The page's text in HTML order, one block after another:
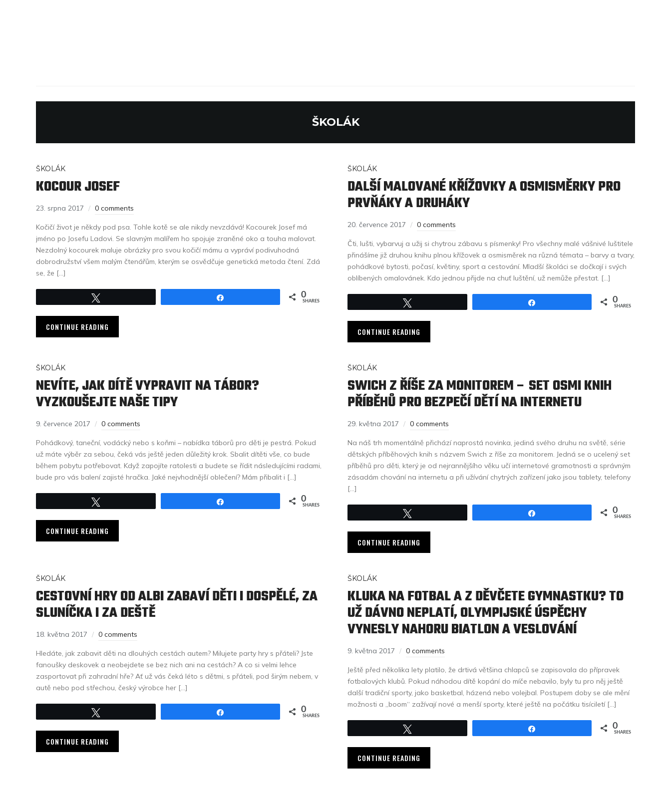
ŠKOLÁK
ŠKOLÁK
KOCOUR JOSEF
23. srpna 2017 0 comments
Kočičí život je někdy pod psa. Tohle kotě se ale nikdy nevzdává! Kocourek Josef má
jméno po Josefu Ladovi. Se slavným malířem ho spojuje zraněné oko a touha malovat.
Nezdolný kocourek maluje obrázky pro svou kočičí mámu a vypráví podivuhodná
dobrodružství všem malým čtenářům, kterým se osvědčuje genetická metoda čtení. Zdá
se, že […]
0
SHARES
CONTINUE READING
ŠKOLÁK
DALŠÍ MALOVANÉ KŘÍŽOVKY A OSMISMĚRKY PRO
PRVŇÁKY A DRUHÁKY
20. července 2017 0 comments
Čti, lušti, vybarvuj a užij si chytrou zábavu s písmenky! Pro všechny malé vášnivé luštitele
přinášíme již druhou knihu plnou křížovek a osmisměrek na různá témata – barvy a tvary,
pohádkové bytosti, počasí, květiny, sport a cestování. Mladší školáci se dočkají i svých
oblíbených omalovánek. Kdo jednou přijde na chuť luštění, už nemůže přestat. […]
0
SHARES
CONTINUE READING
ŠKOLÁK
NEVÍTE, JAK DÍTĚ VYPRAVIT NA TÁBOR?
VYZKOUŠEJTE NAŠE TIPY
9. července 2017 0 comments
Pohádkový, taneční, vodácký nebo s koňmi – nabídka táborů pro děti je pestrá. Pokud
už máte výběr za sebou, čeká vás ještě jeden důležitý krok. Sbalit dítěti vše, co bude
během pobytu potřebovat. Když zapojíte ratolesti a budete se řídit následujícími radami,
bude pro vás balení zajisté hračka. Jaké nejvhodnější oblečení? Mám přibalit i […]
0
SHARES
CONTINUE READING
ŠKOLÁK
SWICH Z ŘÍŠE ZA MONITOREM – SET OSMI KNIH
PŘÍBĚHŮ PRO BEZPEČÍ DĚTÍ NA INTERNETU
29. května 2017 0 comments
Na náš trh momentálně přichází naprostá novinka, jediná svého druhu na světě, série
dětských příběhových knih s názvem Swich z říše za monitorem. Jedná se o ucelený set
příběhů pro děti, který je od nejrannějšího věku učí internetové gramotnosti a správným
zásadám chování na internetu a při užívání chytrých zařízení jako jsou tablety, telefony
[…]
0
SHARES
CONTINUE READING
ŠKOLÁK
CESTOVNÍ HRY OD ALBI ZABAVÍ DĚTI I DOSPĚLÉ, ZA
SLUNÍČKA I ZA DEŠTĚ
18. května 2017 0 comments
Hledáte, jak zabavit děti na dlouhých cestách autem? Milujete party hry s přáteli? Jste
fanoušky deskovek a neobejdete se bez nich ani na cestách? A co si velmi lehce
zasportovat při zahradní hře? Ať už vás čeká léto s dětmi, s přáteli, pod širým nebem, v
autě nebo pod střechou, český výrobce her […]
0
SHARES
CONTINUE READING
ŠKOLÁK
KLUKA NA FOTBAL A Z DĚVČETE GYMNASTKU? TO
UŽ DÁVNO NEPLATÍ, OLYMPIJSKÉ ÚSPĚCHY
VYNESLY NAHORU BIATLON A VESLOVÁNÍ
9. května 2017 0 comments
Ještě před několika lety platilo, že drtivá většina chlapců se zapisovala do přípravek
fotbalových klubů. Pokud náhodou dítě kopání do míče nebavilo, byly tu pro něj ještě
další tradiční sporty, jako basketbal, házená nebo volejbal. Postupem doby se ale mění
možnosti a „boom“ zažívají nové a menší sporty, které ještě na počátku tisíciletí […]
0
SHARES
CONTINUE READING